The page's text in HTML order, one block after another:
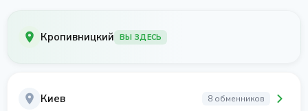
Кропивницкий ВЫ ЗДЕСЬ
Киев 8 обменников